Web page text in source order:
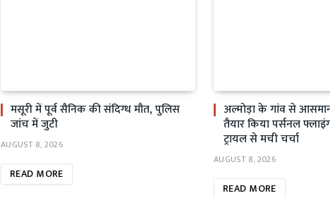
मसूरी में पूर्व सैनिक की संदिग्ध मौत, पुलिस
जांच में जुटी
AUGUST 8, 2026
READ MORE
अल्मोड़ा के गांव से
तैयार किया पर्सनल
ट्रायल से मची चर्चा
AUGUST 8, 2026
READ MORE